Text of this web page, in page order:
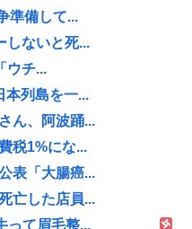
準備して...
しないと死...
ウチ...
本列島を一...
ん、阿波踊...
税1%にな...
表「大腸癌...
亡した店員...
って眉毛整...